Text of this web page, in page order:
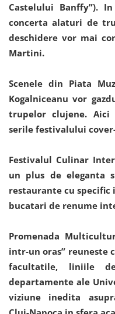
Castelului Banffy”).
concerta alaturi de
deschidere vor mai
Martini.
Scenele din Piata
Kogalniceanu vor
trupelor clujene.
serile festivalului
Festivalul Culinar
un plus de eleganta
restaurante cu
bucatari de renume
Promenada
intr-un oras”
facultatile, liniile
departamente ale
viziune inedita